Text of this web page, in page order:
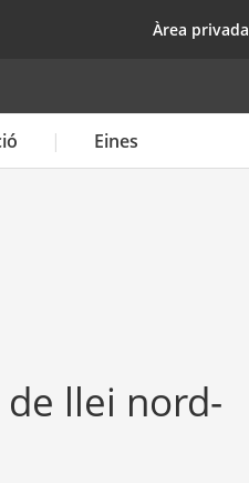
top
Àrea privada
Eines
llei nord-